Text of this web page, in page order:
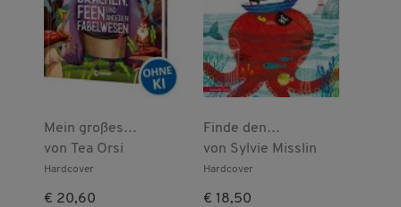
Mein großes
Vorlesebuch von
Drachen, Feen und
anderen Fabelwesen
von Tea Orsi
Hardcover
€ 20,60
Finde den
Piratenschatz!
von Sylvie Misslin
Hardcover
€ 18,50